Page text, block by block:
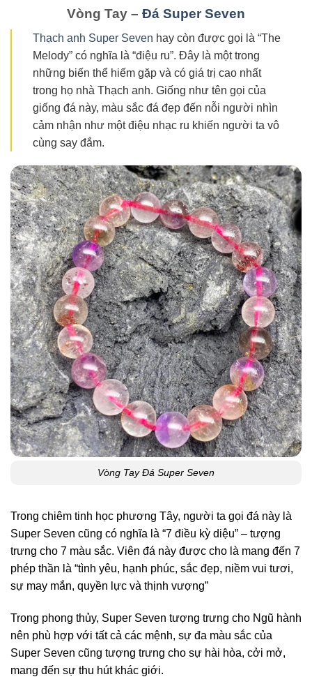
Vòng Tay – Đá Super Seven
Thạch anh Super Seven hay còn được gọi là “The
Melody” có nghĩa là “điệu ru”. Đây là một trong
những biến thể hiếm gặp và có giá trị cao nhất
trong họ nhà Thạch anh. Giống như tên gọi của
giống đá này, màu sắc đá đẹp đến nỗi người nhìn
cảm nhận như một điệu nhạc ru khiến người ta vô
cùng say đắm.
Vòng Tay Đá Super Seven
Trong chiêm tinh học phương Tây, người ta gọi đá này là
Super Seven cũng có nghĩa là “7 điều kỳ diệu” – tượng
trưng cho 7 màu sắc. Viên đá này được cho là mang đến 7
phép thần là “tình yêu, hạnh phúc, sắc đẹp, niềm vui tươi,
sự may mắn, quyền lực và thịnh vượng”
Trong phong thủy, Super Seven tượng trưng cho Ngũ hành
nên phù hợp với tất cả các mệnh, sự đa màu sắc của
Super Seven cũng tượng trưng cho sự hài hòa, cởi mở,
mang đến sự thu hút khác giới.